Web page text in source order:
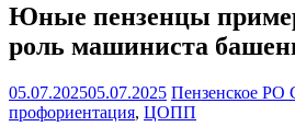
Юные пензенцы
роль машиниста
05.07.202505.07.2025 Пензенское
профориентация, ЦОПП